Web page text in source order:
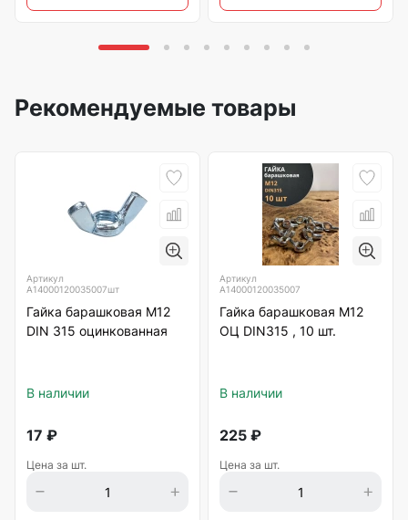
Рекомендуемые товары
Артикул
А14000120035007шт
Гайка барашковая М12
DIN 315 оцинкованная
В наличии
17 ₽
Цена за шт.
Артикул
А14000120035007
Гайка барашковая М12
ОЦ DIN315 , 10 шт.
В наличии
225 ₽
Цена за шт.